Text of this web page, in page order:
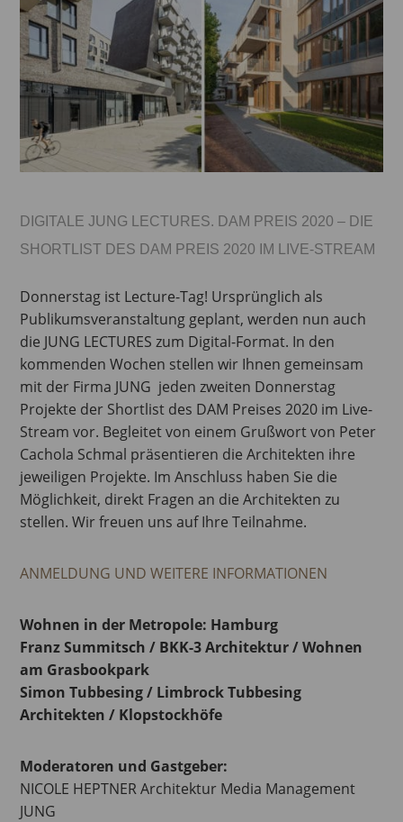
DIGITALE JUNG LECTURES. DAM PREIS 2020 – DIE
SHORTLIST DES DAM PREIS 2020 IM LIVE-STREAM
Donnerstag ist Lecture-Tag! Ursprünglich als
Publikumsveranstaltung geplant, werden nun auch
die JUNG LECTURES zum Digital-Format. In den
kommenden Wochen stellen wir Ihnen gemeinsam
mit der Firma JUNG jeden zweiten Donnerstag
Projekte der Shortlist des DAM Preises 2020 im Live-
Stream vor. Begleitet von einem Grußwort von Peter
Cachola Schmal präsentieren die Architekten ihre
jeweiligen Projekte. Im Anschluss haben Sie die
Möglichkeit, direkt Fragen an die Architekten zu
stellen. Wir freuen uns auf Ihre Teilnahme.
ANMELDUNG UND WEITERE INFORMATIONEN
Wohnen in der Metropole: Hamburg
Franz Summitsch / BKK-3 Architektur / Wohnen
am Grasbookpark
Simon Tubbesing / Limbrock Tubbesing
Architekten / Klopstockhöfe
Moderatoren und Gastgeber:
NICOLE HEPTNER Architektur Media Management
JUNG